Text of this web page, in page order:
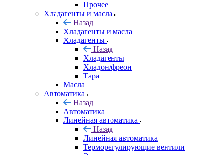
Прочее
Хладагенты и масла
Назад
Хладагенты и масла
Хладагенты
Назад
Хладагенты
Хладон/фреон
Тара
Масла
Автоматика
Назад
Автоматика
Линейная автоматика
Назад
Линейная автоматика
Терморегулирующие вентили